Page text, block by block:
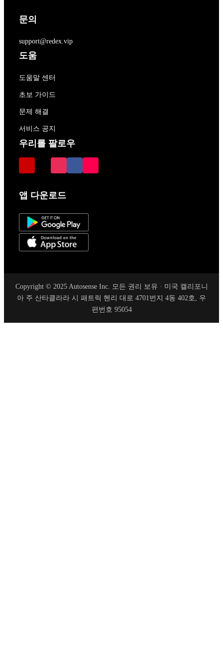
문의
support@redex.vip
도움
도움말 센터
초보 가이드
문제 해결
서비스 공지
우리를 팔로우
앱 다운로드
Copyright © 2025 Autosense Inc. 모든 권리 보유 · 미국 캘리포니
아 주 산타클라라 시 패트릭 헨리 대로 4701번지 4동 402호, 우
편번호 95054